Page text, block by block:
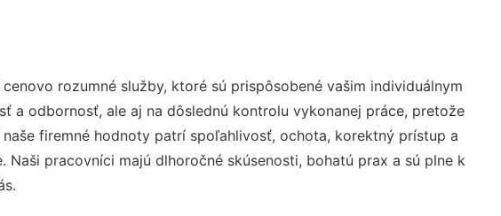
rozumné služby, ktoré sú prispôsobené vašim individuálnym
a odbornosť, ale aj na dôslednú kontrolu vykonanej práce, pretože
firemné hodnoty patrí spoľahlivosť, ochota, korektný prístup a
pracovníci majú dlhoročné skúsenosti, bohatú prax a sú plne k